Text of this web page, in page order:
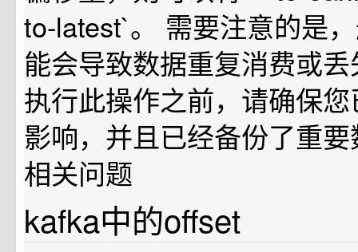
to-latest`。 需要注意的是
能会导致数据重复消费或
执行此操作之前，请确保
影响，并且已经备份了重
相关问题
kafka中的offset